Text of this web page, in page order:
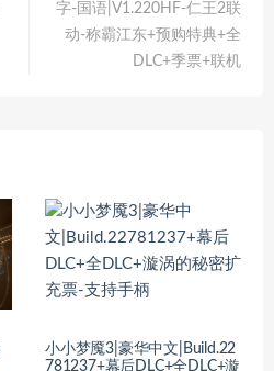
字-国语|V1.220HF-仁王2联
动-称霸江东+预购特典+全
DLC+季票+联机
小小梦魇3|豪华中文|Build.22
781237+幕后DLC+全DLC+漩